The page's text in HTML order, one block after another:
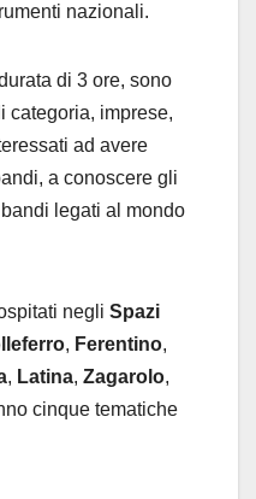
nazionali.
di 3 ore, sono
categoria, imprese,
ad avere
a conoscere gli
legati al mondo
negli Spazi
, Ferentino,
, Latina, Zagarolo,
cinque tematiche